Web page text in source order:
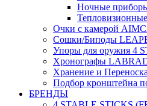
Ночные
Очки с камерой
Сошки/Биподы
Упоры для оружия 4
Хронографы
Хранение и
Подбор кронштейна
БРЕНДЫ